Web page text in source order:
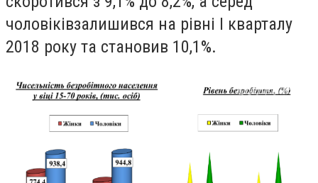
чоловiкiвзалишився на рiвнi I кварталу
2018 року та становив 10,1%.